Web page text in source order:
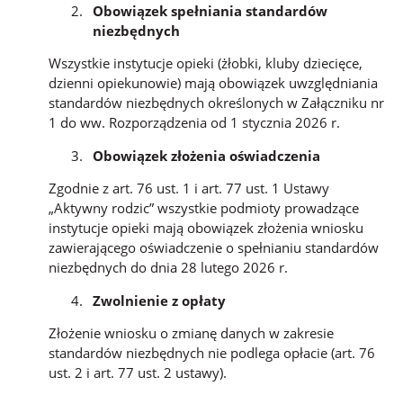
Obowiązek spełniania standardów
niezbędnych
Wszystkie instytucje opieki (żłobki, kluby dziecięce,
dzienni opiekunowie) mają obowiązek uwzględniania
standardów niezbędnych określonych w Załączniku nr
1 do ww. Rozporządzenia od 1 stycznia 2026 r.
Obowiązek złożenia oświadczenia
Zgodnie z art. 76 ust. 1 i art. 77 ust. 1 Ustawy
„Aktywny rodzic” wszystkie podmioty prowadzące
instytucje opieki mają obowiązek złożenia wniosku
zawierającego oświadczenie o spełnianiu standardów
niezbędnych do dnia 28 lutego 2026 r.
Zwolnienie z opłaty
Złożenie wniosku o zmianę danych w zakresie
standardów niezbędnych nie podlega opłacie (art. 76
ust. 2 i art. 77 ust. 2 ustawy).